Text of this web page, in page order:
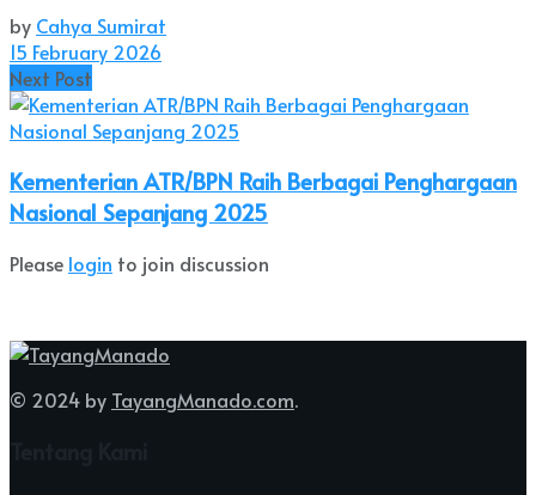
by Cahya Sumirat
15 February 2026
Next Post
Kementerian ATR/BPN Raih Berbagai Penghargaan
Nasional Sepanjang 2025
Please login to join discussion
© 2024 by TayangManado.com.